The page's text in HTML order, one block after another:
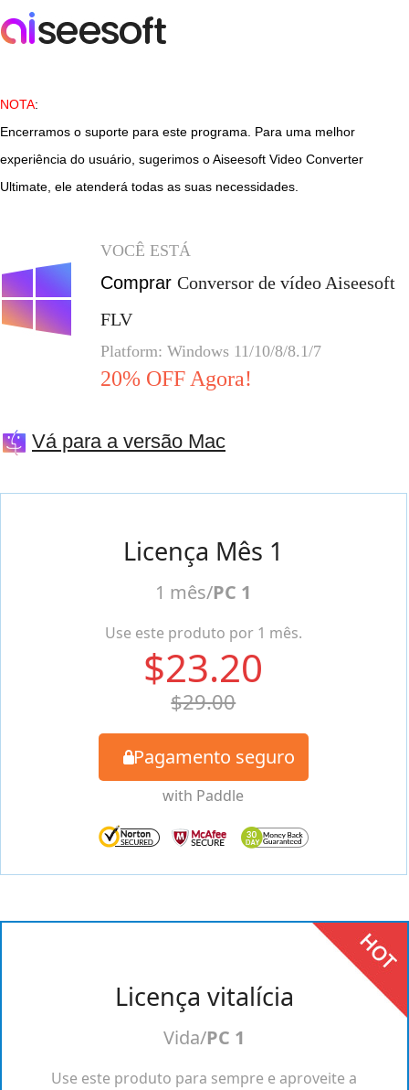
NOTA:
Encerramos o suporte para este programa. Para uma melhor
experiência do usuário, sugerimos o Aiseesoft Video Converter
Ultimate, ele atenderá todas as suas necessidades.
VOCÊ ESTÁ
Comprar Conversor de vídeo Aiseesoft
FLV
Platform: Windows 11/10/8/8.1/7
20% OFF Agora!
Vá para a versão Mac
Licença Mês 1
1 mês/PC 1
Use este produto por 1 mês.
$23.20
$29.00
Pagamento seguro
Licença vitalícia
Vida/PC 1
Use este produto para sempre e aproveite a